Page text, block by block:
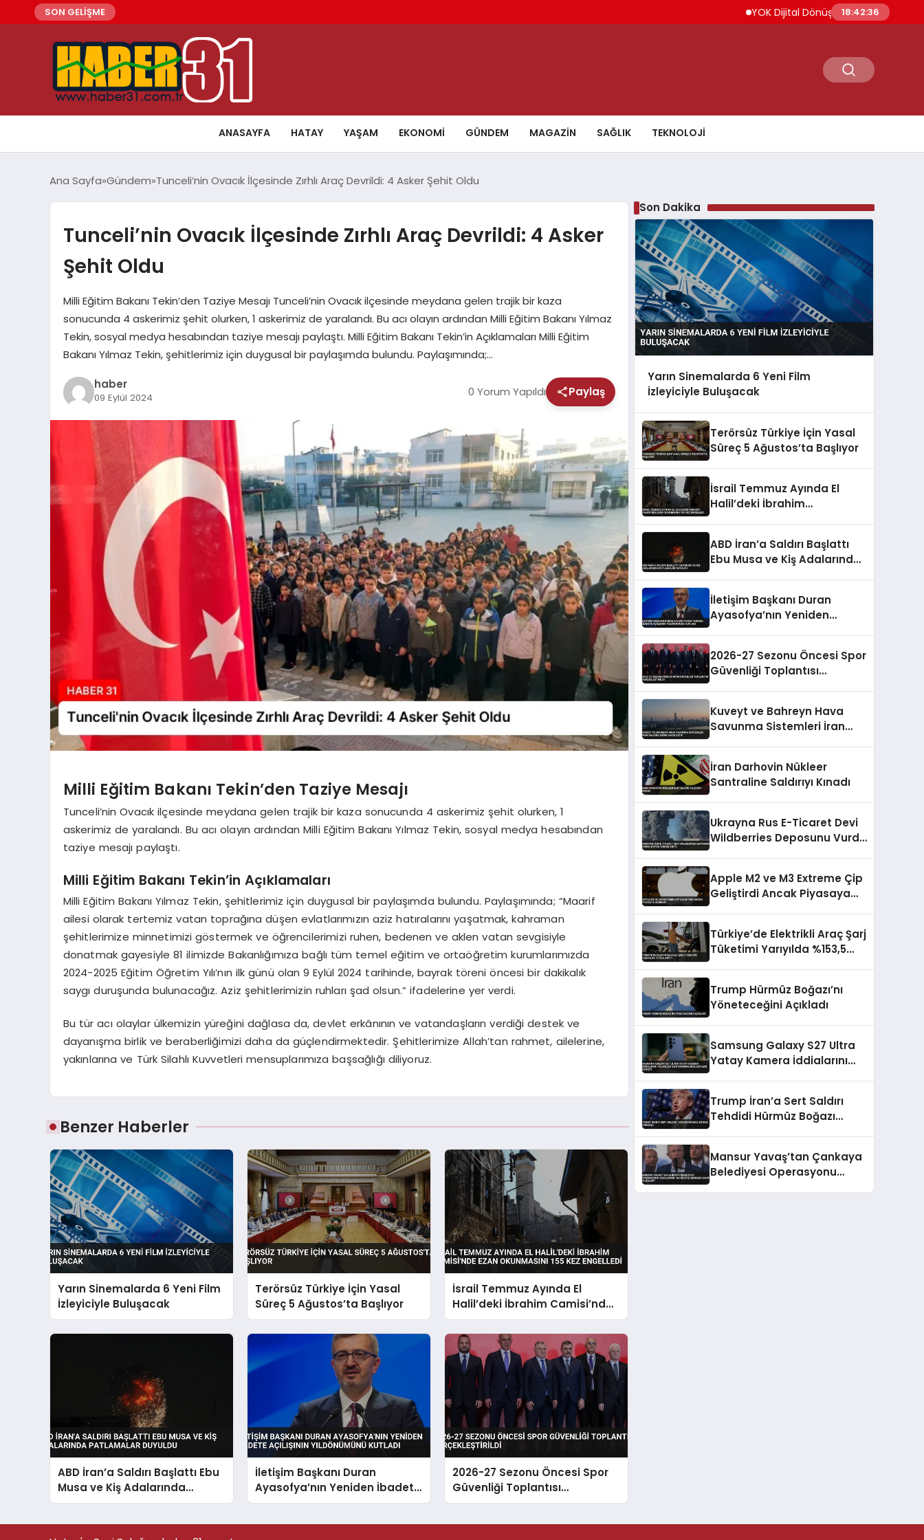
SON GELİŞME YOK Dijital Dönüşüm İçin Bilişim
18:42:37
ANASAYFA HATAY YAŞAM EKONOMI GÜNDEM MAGAZIN SAĞLIK TEKNOLOJI
Ana Sayfa Gündem Tunceli’nin Ovacık İlçesinde Zırhlı Araç Devrildi: 4 Asker Şehit Oldu
Tunceli’nin Ovacık İlçesinde Zırhlı Araç Devrildi: 4 Asker
Şehit Oldu
Milli Eğitim Bakanı Tekin’den Taziye Mesajı Tunceli’nin Ovacık ilçesinde meydana gelen trajik bir kaza
sonucunda 4 askerimiz şehit olurken, 1 askerimiz de yaralandı. Bu acı olayın ardından Milli Eğitim Bakanı Yılmaz
Tekin, sosyal medya hesabından taziye mesajı paylaştı. Milli Eğitim Bakanı Tekin’in Açıklamaları Milli Eğitim
Bakanı Yılmaz Tekin, şehitlerimiz için duygusal bir paylaşımda bulundu. Paylaşımında;…
haber
09 Eylül 2024 0 Yorum Yapıldı Paylaş
Milli Eğitim Bakanı Tekin’den Taziye Mesajı
Tunceli’nin Ovacık ilçesinde meydana gelen trajik bir kaza sonucunda 4 askerimiz şehit olurken, 1
askerimiz de yaralandı. Bu acı olayın ardından Milli Eğitim Bakanı Yılmaz Tekin, sosyal medya hesabından
taziye mesajı paylaştı.
Milli Eğitim Bakanı Tekin’in Açıklamaları
Milli Eğitim Bakanı Yılmaz Tekin, şehitlerimiz için duygusal bir paylaşımda bulundu. Paylaşımında; “Maarif
ailesi olarak tertemiz vatan toprağına düşen evlatlarımızın aziz hatıralarını yaşatmak, kahraman
şehitlerimize minnetimizi göstermek ve öğrencilerimizi ruhen, bedenen ve aklen vatan sevgisiyle
donatmak gayesiyle 81 ilimizde Bakanlığımıza bağlı tüm temel eğitim ve ortaöğretim kurumlarımızda
2024-2025 Eğitim Öğretim Yılı’nın ilk günü olan 9 Eylül 2024 tarihinde, bayrak töreni öncesi bir dakikalık
saygı duruşunda bulunacağız. Aziz şehitlerimizin ruhları şad olsun.” ifadelerine yer verdi.
Bu tür acı olaylar ülkemizin yüreğini dağlasa da, devlet erkânının ve vatandaşların verdiği destek ve
dayanışma birlik ve beraberliğimizi daha da güçlendirmektedir. Şehitlerimize Allah’tan rahmet, ailelerine,
yakınlarına ve Türk Silahlı Kuvvetleri mensuplarımıza başsağlığı diliyoruz.
Benzer Haberler
Yarın Sinemalarda 6 Yeni Film
İzleyiciyle Buluşacak
Terörsüz Türkiye İçin Yasal
Süreç 5 Ağustos’ta Başlıyor
İsrail Temmuz Ayında El
Halil’deki İbrahim Camisi’nde
Ezan Okunmasını 155 Kez
Engelledi
ABD İran’a Saldırı Başlattı Ebu
Musa ve Kiş Adalarında
Patlamalar Duyuldu
İletişim Başkanı Duran
Ayasofya’nın Yeniden İbadete
Açılışının Yıldönümünü Kutladı
2026-27 Sezonu Öncesi Spor
Güvenliği Toplantısı
Gerçekleştirildi
Son Dakika
Yarın Sinemalarda 6 Yeni Film
İzleyiciyle Buluşacak
Terörsüz Türkiye İçin Yasal
Süreç 5 Ağustos’ta Başlıyor
İsrail Temmuz Ayında El
Halil’deki İbrahim
Engelledi
ABD İran’a Saldırı Başlattı
Ebu Musa ve Kiş Adalarında
İletişim Başkanı Duran
Ayasofya’nın Yeniden
2026-27 Sezonu Öncesi Spor
Güvenliği Toplantısı
Kuveyt ve Bahreyn Hava
Savunma Sistemleri İran
İran Darhovin Nükleer
Santraline Saldırıyı Kınadı
Ukrayna Rus E-Ticaret Devi
Wildberries Deposunu Vurdu
Apple M2 ve M3 Extreme Çip
Geliştirdi Ancak Piyasaya
Türkiye’de Elektrikli Araç Şarj
Tüketimi Yarıyılda %153,5
Trump Hürmüz Boğazı’nı
Yöneteceğini Açıkladı
Samsung Galaxy S27 Ultra
Yatay Kamera İddialarını
Trump İran’a Sert Saldırı
Tehdidi Hürmüz Boğazı
Mansur Yavaş’tan Çankaya
Belediyesi Operasyonu